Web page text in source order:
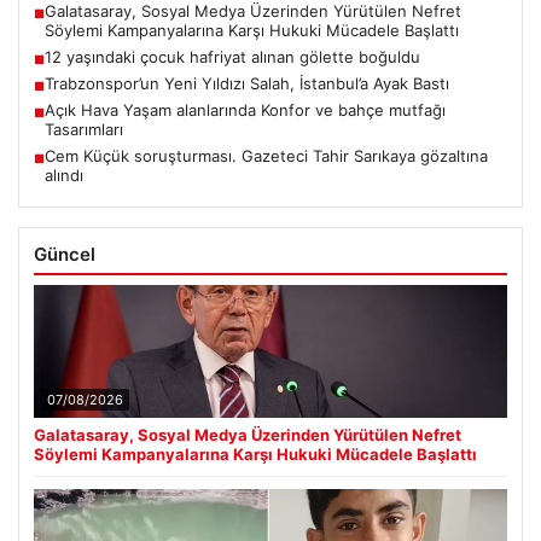
■Galatasaray, Sosyal Medya Üzerinden Yürütülen Nefret
Söylemi Kampanyalarına Karşı Hukuki Mücadele Başlattı
■12 yaşındaki çocuk hafriyat alınan gölette boğuldu
■Trabzonspor’un Yeni Yıldızı Salah, İstanbul’a Ayak Bastı
■Açık Hava Yaşam alanlarında Konfor ve bahçe mutfağı
Tasarımları
■Cem Küçük soruşturması. Gazeteci Tahir Sarıkaya gözaltına
alındı
Güncel
07/08/2026
Galatasaray, Sosyal Medya Üzerinden Yürütülen Nefret
Söylemi Kampanyalarına Karşı Hukuki Mücadele Başlattı